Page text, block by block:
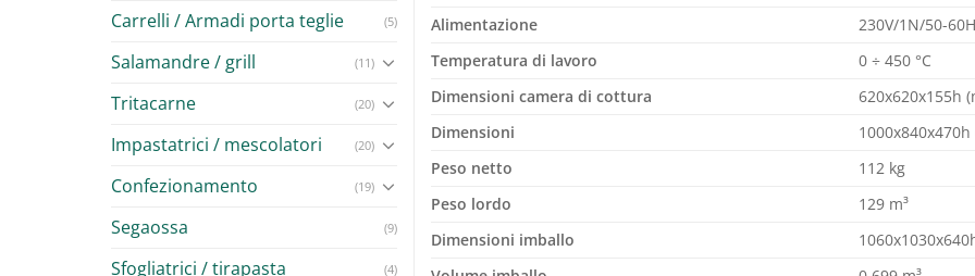
Carrelli / Armadi porta teglie (5)
Salamandre / grill (11)
Tritacarne (20)
Impastatrici / mescolatori (20)
Confezionamento (19)
Segaossa (9)
Sfogliatrici / tirapasta (4)
Alimentazione
230V/1N/50-
Temperatura di lavoro
0 ÷ 450 °C
Dimensioni camera di cottura
620x620x155h
Dimensioni
1000x840x470h
Peso netto
112 kg
Peso lordo
129 m³
Dimensioni imballo